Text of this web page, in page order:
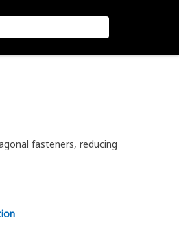
fasteners, reducing